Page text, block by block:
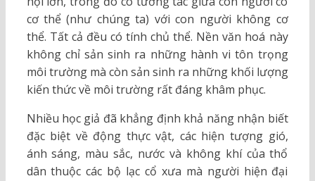
cơ thể (như chúng ta) với con người không cơ
thể. Tất cả đều có tính chủ thể. Nền văn hoá này
không chỉ sản sinh ra những hành vi tôn trọng
môi trường mà còn sản sinh ra những khối lượng
kiến thức về môi trường rất đáng khâm phục.
Nhiều học giả đã khẳng định khả năng nhận biết
đặc biệt về động thực vật, các hiện tượng gió,
ánh sáng, màu sắc, nước và không khí của thổ
dân thuộc các bộ lạc cổ xưa mà người hiện đại